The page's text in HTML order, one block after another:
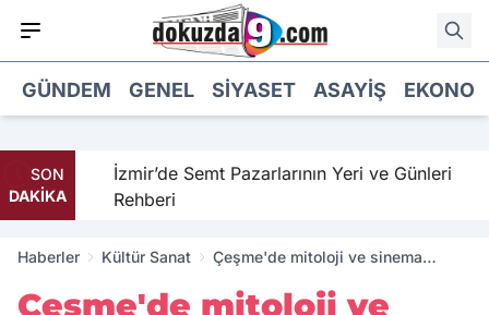
GÜNDEM GENEL SIYASET ASAYIŞ
SON
DAKİKA
İzmir’de Semt Pazarlarının Yeri ve Günleri
Rehberi
Haberler Kültür Sanat
Çeşme'de mitoloji ve sinema
Çeşme'de mitoloji ve